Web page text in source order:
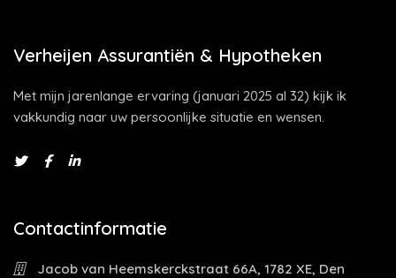
Verheijen Assurantiën & Hypotheken
Met mijn jarenlange ervaring (januari 2025 al 32) kijk ik
vakkundig naar uw persoonlijke situatie en wensen.
Contactinformatie
Jacob van Heemskerckstraat 66A, 1782 XE, Den